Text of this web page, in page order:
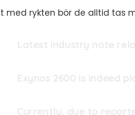
med rykten bör de alltid tas